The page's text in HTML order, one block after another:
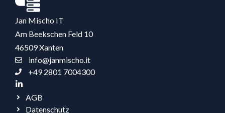
Jan Mischo IT
Am Beekschen Feld 10
46509 Xanten
info@janmischo.it
+49 2801 7004300
AGB
Datenschutz